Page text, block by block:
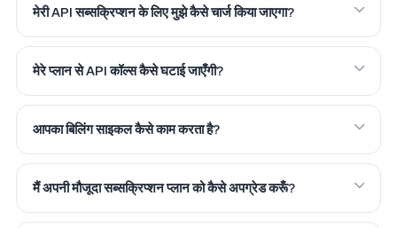
मेरी API सब्सक्रिप्शन के लिए मुझे कैसे चार्ज किया जाएगा?
मेरे प्लान से API कॉल्स कैसे घटाई जाएँगी?
आपका बिलिंग साइकल कैसे काम करता है?
मैं अपनी मौजूदा सब्सक्रिप्शन प्लान को कैसे अपग्रेड करूँ?